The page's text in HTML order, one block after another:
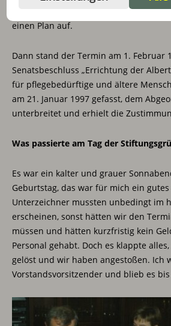
Geschäftsführer, Johannes Bresch,
einen Plan auf.
Dann stand der Termin am 1. Februar
Senatsbeschluss „Errichtung der
für pflegebedürftige und ältere
am 21. Januar 1997 gefasst, dem
unterbreitet und erhielt die
Was passierte am Tag der
Es war ein kalter und grauer
Geburtstag, das war für mich ein gutes
Unterzeichner mussten unbedingt im
erscheinen, sonst hätten wir den
müssen und hätten kurzfristig kein
Personal gehabt. Doch es klappte
gelöst und wir haben angestoßen. Ich
Vorstandsvorsitzender und blieb es bis